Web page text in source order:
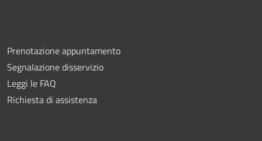
Prenotazione appuntamento
Segnalazione disservizio
Leggi le FAQ
Richiesta di assistenza